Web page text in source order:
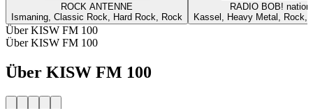
ROCK ANTENNE
Ismaning, Classic Rock, Hard Rock, Rock
RADIO BOB!
Kassel, Heavy Metal, Rock,
Über KISW FM 100
Über KISW FM 100
Über KISW FM 100